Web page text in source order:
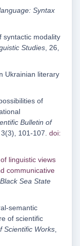
Syntax
syntactic modality
Studies, 26,
Ukrainian literary
of
Bulletin of
101-107. doi:
linguistic views
communicative
Sea State
semantic
of scientific
Scientific Works,